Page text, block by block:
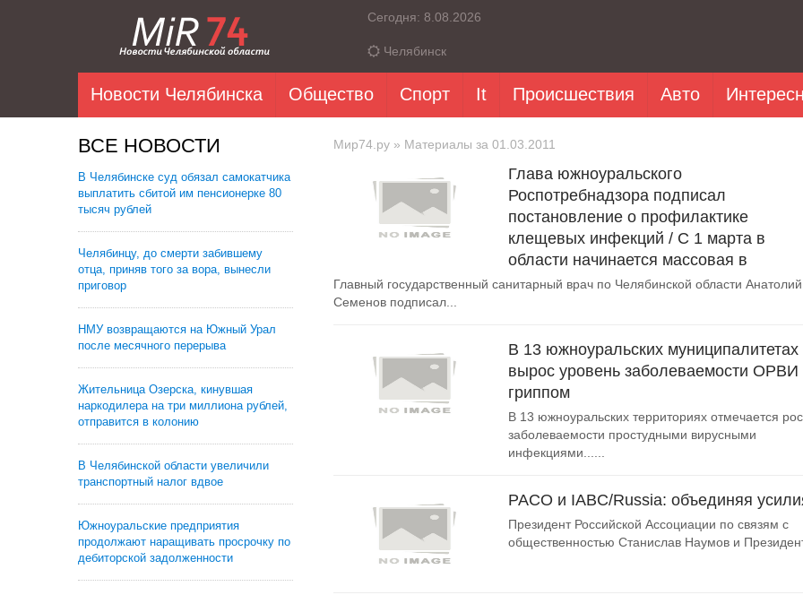
Сегодня: 8.08.2026
Челябинск
Новости Челябинска Общество Спорт It Происшествия Авто
ВСЕ НОВОСТИ
В Челябинске суд обязал самокатчика
выплатить сбитой им пенсионерке 80
тысяч рублей
Челябинцу, до смерти забившему
отца, приняв того за вора, вынесли
приговор
НМУ возвращаются на Южный Урал
после месячного перерыва
Жительница Озерска, кинувшая
наркодилера на три миллиона рублей,
отправится в колонию
В Челябинской области увеличили
транспортный налог вдвое
Южноуральские предприятия
продолжают наращивать просрочку по
дебиторской задолженности
Мир74.ру » Материалы за 01.03.2011
Глава южноуральского
Роспотребнадзора подписал
постановление о профилактике
клещевых инфекций / С 1 марта в
области начинается массовая в
Главный государственный санитарный врач по Челябинской области Анатолий
Семенов подписал...
В 13 южноуральских муниципалитетах
вырос уровень заболеваемости ОРВИ
гриппом
В 13 южноуральских территориях отмечается
заболеваемости простудными вирусными
инфекциями......
РАСО и IABC/Russia: объединяя
Президент Российской Ассоциации по связям с
общественностью Станислав Наумов и